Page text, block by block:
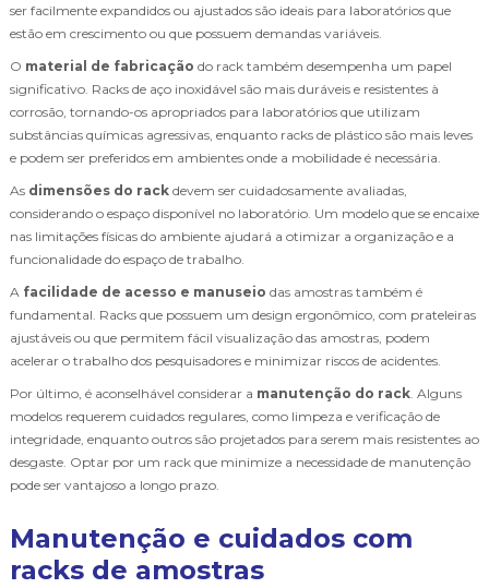
ser facilmente expandidos ou ajustados são ideais para laboratórios que
estão em crescimento ou que possuem demandas variáveis.
O material de fabricação do rack também desempenha um papel
significativo. Racks de aço inoxidável são mais duráveis e resistentes à
corrosão, tornando-os apropriados para laboratórios que utilizam
substâncias químicas agressivas, enquanto racks de plástico são mais leves
e podem ser preferidos em ambientes onde a mobilidade é necessária.
As dimensões do rack devem ser cuidadosamente avaliadas,
considerando o espaço disponível no laboratório. Um modelo que se encaixe
nas limitações físicas do ambiente ajudará a otimizar a organização e a
funcionalidade do espaço de trabalho.
A facilidade de acesso e manuseio das amostras também é
fundamental. Racks que possuem um design ergonômico, com prateleiras
ajustáveis ou que permitem fácil visualização das amostras, podem
acelerar o trabalho dos pesquisadores e minimizar riscos de acidentes.
Por último, é aconselhável considerar a manutenção do rack. Alguns
modelos requerem cuidados regulares, como limpeza e verificação de
integridade, enquanto outros são projetados para serem mais resistentes ao
desgaste. Optar por um rack que minimize a necessidade de manutenção
pode ser vantajoso a longo prazo.
Manutenção e cuidados com
racks de amostras